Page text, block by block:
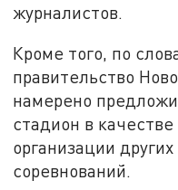
журналистов.
Кроме того, по
правительство
намерено
стадион в
организации
соревнований.